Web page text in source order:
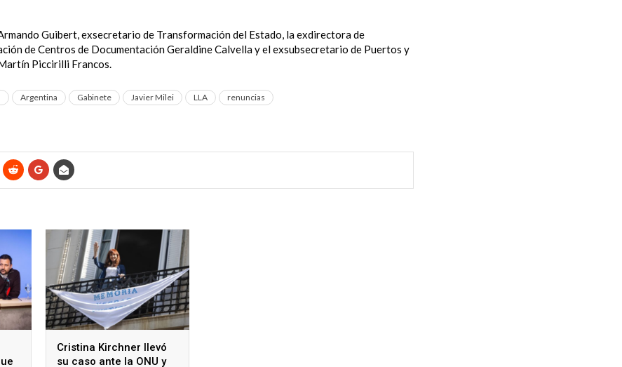
Guibert, exsecretario de Transformación del Estado, la exdirectora de
de Centros de Documentación Geraldine Calvella y el exsubsecretario de Puertos y
Piccirilli Francos.
Argentina Gabinete Javier Milei LLA renuncias
Cristina Kirchner llevó
su caso ante la ONU y